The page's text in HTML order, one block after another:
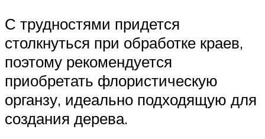
С трудностями придется
столкнуться при обработке краев,
поэтому рекомендуется
приобретать флористическую
органзу, идеально подходящую для
создания дерева.